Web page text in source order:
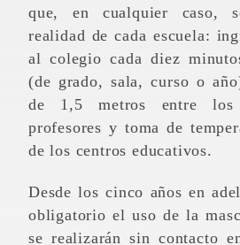
que, en cualquier caso,
realidad de cada escuela:
al colegio cada diez
(de grado, sala, curso o
de 1,5 metros entre
profesores y toma de
de los centros educativos.
Desde los cinco años en adelante también será
obligatorio el uso de la
se realizarán sin contacto